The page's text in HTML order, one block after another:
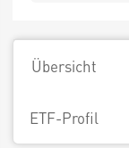
Übersicht
ETF-Profil